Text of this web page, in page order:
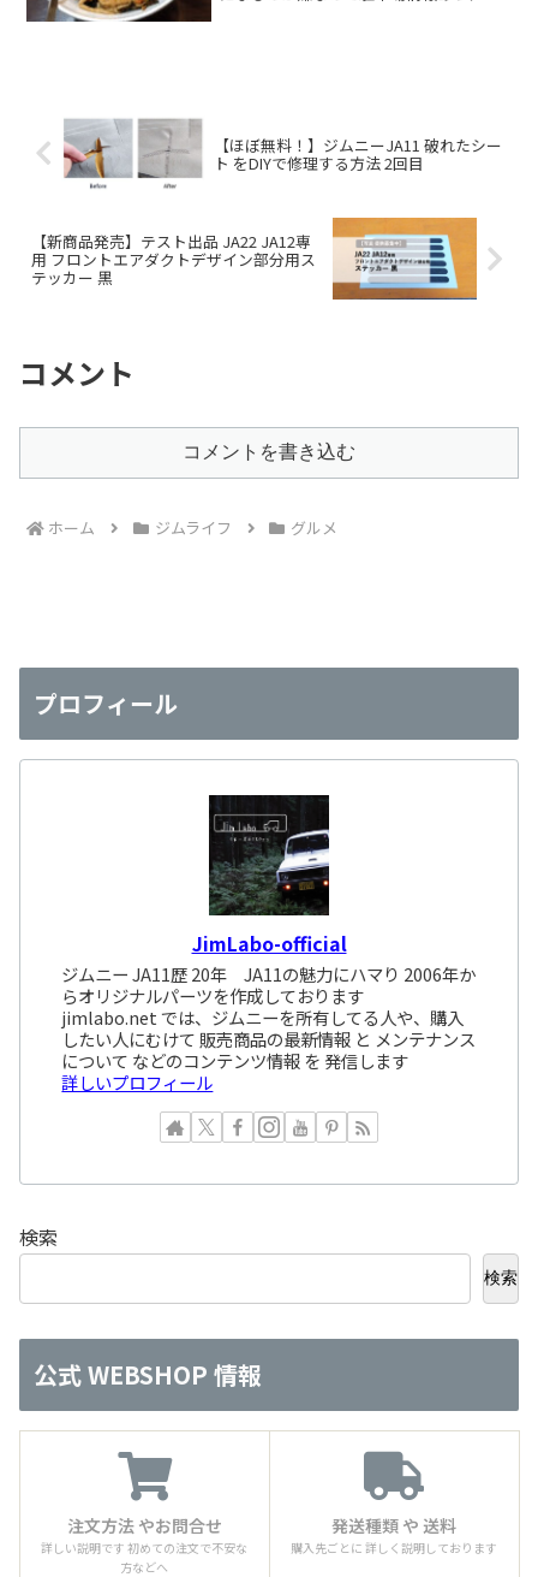
【ほぼ無料！】ジムニーJA11 破れたシー
ト をDIYで修理する方法 2回目
【新商品発売】テスト出品 JA22 JA12専
用 フロントエアダクトデザイン部分用ス
テッカー 黒
コメント
コメントを書き込む
ホーム ジムライフ グルメ
プロフィール
JimLabo-official
ジムニー JA11歴 20年 JA11の魅力にハマり 2006年か
らオリジナルパーツを作成しております
jimlabo.net では、ジムニーを所有してる人や、購入
したい人にむけて 販売商品の最新情報 と メンテナンス
について などのコンテンツ情報 を 発信します
詳しいプロフィール
検索
検索
公式 WEBSHOP 情報
注文方法 やお問合せ
詳しい説明です 初めての注文で不安な
方などへ
発送種類 や 送料
購入先ごとに 詳しく説明しております